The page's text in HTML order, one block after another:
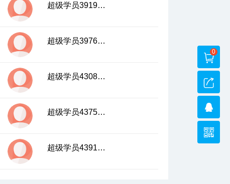
超级学员3919003
超级学员3976493
超级学员4308383
超级学员4375050
超级学员4391821
0